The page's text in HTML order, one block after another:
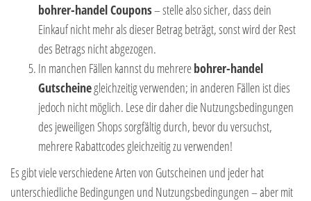
bohrer-handel Coupons– stelle also sicher, dass dein
Einkauf nicht mehr als dieser Betrag beträgt, sonst wird der Rest
des Betrags nicht abgezogen.
In manchen Fällen kannst du mehrerebohrer-handel
Gutscheinegleichzeitig verwenden; in anderen Fällen ist dies
jedoch nicht möglich. Lese dir daher die Nutzungsbedingungen
des jeweiligen Shops sorgfältig durch, bevor du versuchst,
mehrere Rabattcodes gleichzeitig zu verwenden!
Es gibt viele verschiedene Arten von Gutscheinen und jeder hat
unterschiedliche Bedingungen und Nutzungsbedingungen – aber mit